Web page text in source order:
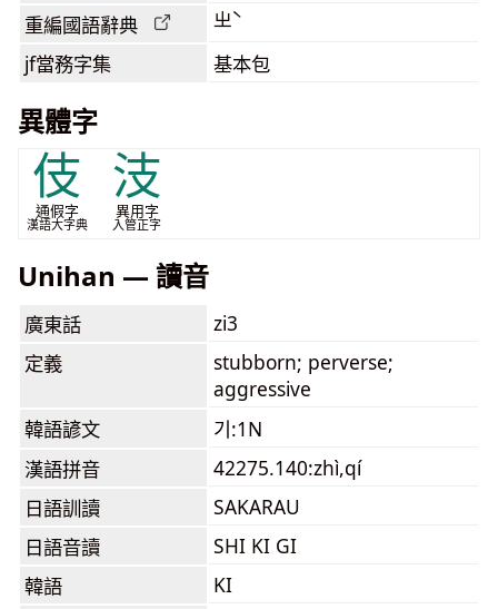
重編國語辭典 ㄓˋ
jf當務字集 基本包
異體字
伎
通假字
漢語大字典
汥
異用字
入管正字
Unihan — 讀音
廣東話
zi3
定義
stubborn; perverse;
aggressive
韓語諺文
기:1N
漢語拼音
42275.140:zhì,qí
日語訓讀
SAKARAU
日語音讀
SHI KI GI
韓語
KI